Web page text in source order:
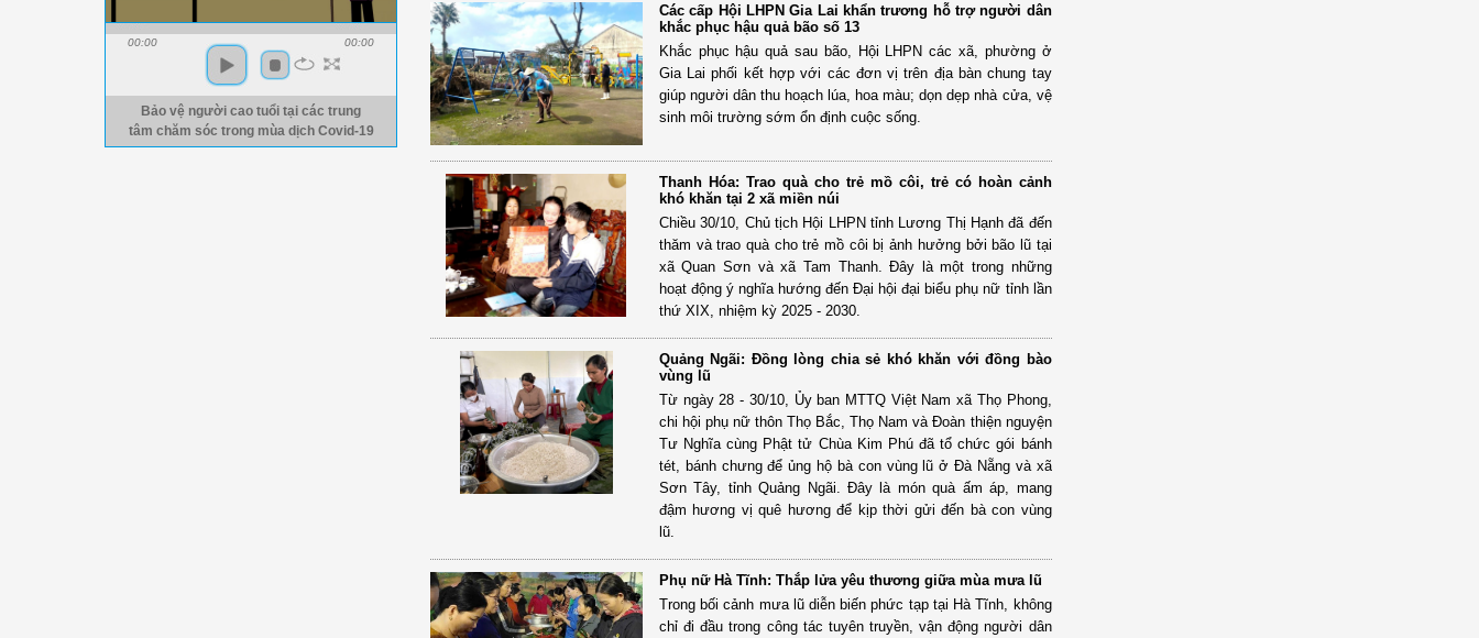
00:00 00:00
Bảo vệ người cao tuổi tại các trung
tâm chăm sóc trong mùa dịch Covid-19
Các cấp Hội LHPN Gia Lai khẩn trương hỗ trợ người dân
khắc phục hậu quả bão số 13
Khắc phục hậu quả sau bão, Hội LHPN các xã, phường ở
Gia Lai phối kết hợp với các đơn vị trên địa bàn chung tay
giúp người dân thu hoạch lúa, hoa màu; dọn dẹp nhà cửa, vệ
sinh môi trường sớm ổn định cuộc sống.
Thanh Hóa: Trao quà cho trẻ mồ côi, trẻ có hoàn cảnh
khó khăn tại 2 xã miền núi
Chiều 30/10, Chủ tịch Hội LHPN tỉnh Lương Thị Hạnh đã đến
thăm và trao quà cho trẻ mồ côi bị ảnh hưởng bởi bão lũ tại
xã Quan Sơn và xã Tam Thanh. Đây là một trong những
hoạt động ý nghĩa hướng đến Đại hội đại biểu phụ nữ tỉnh lần
thứ XIX, nhiệm kỳ 2025 - 2030.
Quảng Ngãi: Đồng lòng chia sẻ khó khăn với đồng bào
vùng lũ
Từ ngày 28 - 30/10, Ủy ban MTTQ Việt Nam xã Thọ Phong,
chi hội phụ nữ thôn Thọ Bắc, Thọ Nam và Đoàn thiện nguyện
Tư Nghĩa cùng Phật tử Chùa Kim Phú đã tổ chức gói bánh
tét, bánh chưng để ủng hộ bà con vùng lũ ở Đà Nẵng và xã
Sơn Tây, tỉnh Quảng Ngãi. Đây là món quà ấm áp, mang
đậm hương vị quê hương để kịp thời gửi đến bà con vùng
lũ.
Phụ nữ Hà Tĩnh: Thắp lửa yêu thương giữa mùa mưa lũ
Trong bối cảnh mưa lũ diễn biến phức tạp tại Hà Tĩnh, không
chỉ đi đầu trong công tác tuyên truyền, vận động người dân